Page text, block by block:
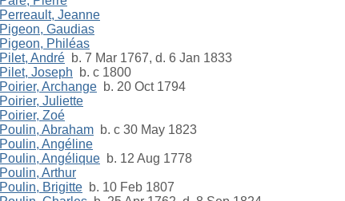
Perreault, Jeanne
Pigeon, Gaudias
Pigeon, Philéas
Pilet, André b. 7 Mar 1767, d. 6 Jan 1833
Pilet, Joseph b. c 1800
Poirier, Archange b. 20 Oct 1794
Poirier, Juliette
Poirier, Zoé
Poulin, Abraham b. c 30 May 1823
Poulin, Angéline
Poulin, Angélique b. 12 Aug 1778
Poulin, Arthur
Poulin, Brigitte b. 10 Feb 1807